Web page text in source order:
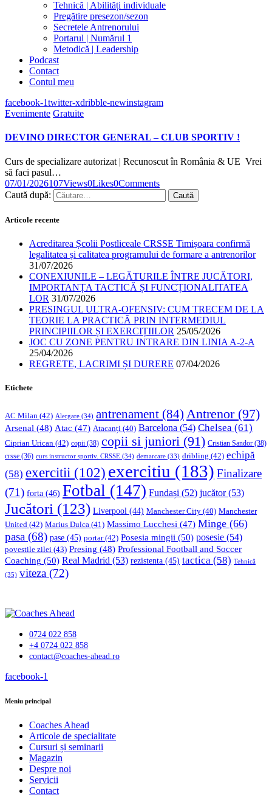
Tehnică | Abilități individuale
Pregătire presezon/sezon
Secretele Antrenorului
Portarul | Numărul 1
Metodică | Leadership
Podcast
Contact
Contul meu
facebook-1twitter-xdribble-newinstagram
Evenimente Gratuite
DEVINO DIRECTOR GENERAL – CLUB SPORTIV !
Curs de specializare autorizat | Recunoscut în România & UE Vrei
să faci pasul…
07/01/2026107Views0Likes0Comments
Caută după:
Articole recente
Acreditarea Școlii Postliceale CRSSE Timișoara confirmă
legalitatea și calitatea programului de formare a antrenorilor
31/07/2026
CONEXIUNILE – LEGĂTURILE ÎNTRE JUCĂTORI,
IMPORTANȚA TACTICĂ ȘI FUNCȚIONALITATEA
LOR 31/07/2026
PRESINGUL ULTRA-OFENSIV: CUM TRECEM DE LA
TEORIE LA PRACTICĂ PRIN INTERMEDIUL
PRINCIPIILOR ȘI EXERCIȚIILOR 25/05/2026
JOC CU ZONE PENTRU INTRARE DIN LINIA A-2-A
25/04/2026
REGRETE, LACRIMI ȘI DURERE 07/04/2026
Etichete
AC Milan (42) Alergare (34) antrenament (84) Antrenor(97)
Arsenal (48) Atac (47) Atacanți (40) Barcelona (54) Chelsea (61)
Ciprian Urican (42) copii (38) copii si juniori (91) Cristian Sandor (38)
crsse (36) curs instructor sportiv. CRSSE (34) demarcare (33) dribling (42) echipă
(58) exercitii (102) exercitiu (183) Finalizare
(71) forta (46) Fotbal (147) Fundași (52) jucător(53)
Jucători (123) Liverpool (44) Manchester City (40) Manchester
United (42) Marius Dulca (41) Massimo Lucchesi (47) Minge (66)
pasa (68) pase (45) portar(42) Posesia mingii (50) posesie (54)
povestile zilei (43) Presing (48) Professional Football and Soccer
Coaching (50) Real Madrid (53) rezistenta (45) tactica (58) Tehnică
(35) viteza (72)
0724 022 858
+4 0724 022 858
contact@coaches-ahead.ro
facebook-1
Meniu principal
Coaches Ahead
Articole de specialitate
Cursuri și seminarii
Magazin
Despre noi
Servicii
Contact